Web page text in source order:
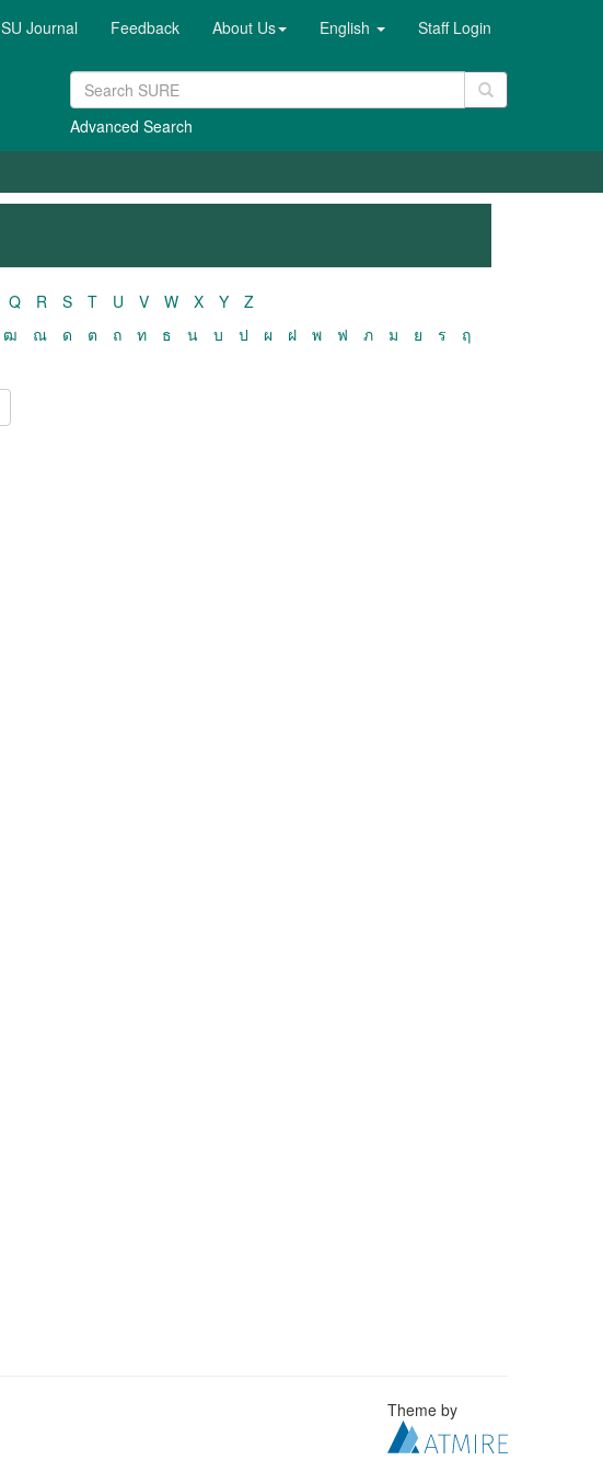
SU Journal Feedback About Us English Staff Login
Advanced Search
Q R S T U V W X Y
Z
ฒ ณ ด ต ถ ท ธ น บ ป ผ ฝ พ ฟ ภ ม ย ร
ฤ
Theme by